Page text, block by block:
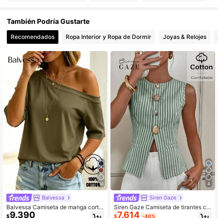
4,87 2.7M Seguidores
4,87 2.7M Seguidores
4,87 2.7M Seguidores
2.7M Seguidores
También Podría Gustarte
Recomendados Ropa Interior y Ropa de Dormir Joyas & Relojes
14
Balvessa
Balvessa Camiseta de manga corta
para mujer, verde oliva, hombro asi
$9.390
4
Siren Gaze
Siren Gaze Camiseta de tirantes ca
sual con cuello redondo y decoraci
$7.614 -40%